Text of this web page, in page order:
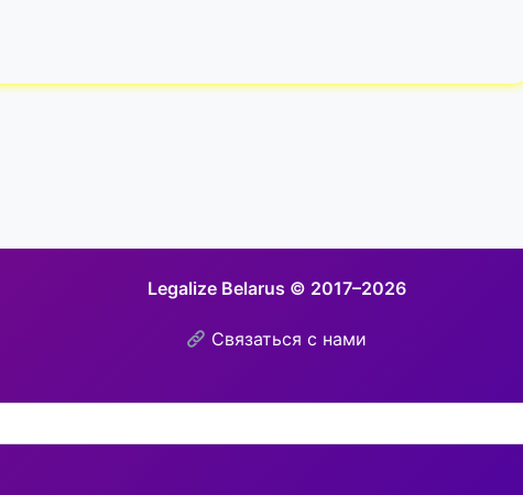
Legalize Belarus © 2017–2026
Связаться с нами